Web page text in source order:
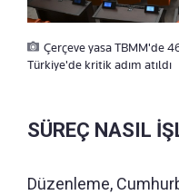
Çerçeve yasa TBMM'de
Türkiye'de kritik adım atıldı
SÜREÇ NASIL
Düzenleme,